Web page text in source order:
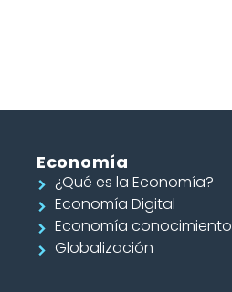
Economía
¿Qué es la Economía?
Economía Digital
Economía conocimiento
Globalización